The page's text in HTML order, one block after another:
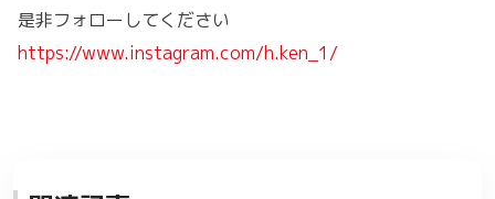
是非フォローしてください
https://www.instagram.com/h.ken_1/